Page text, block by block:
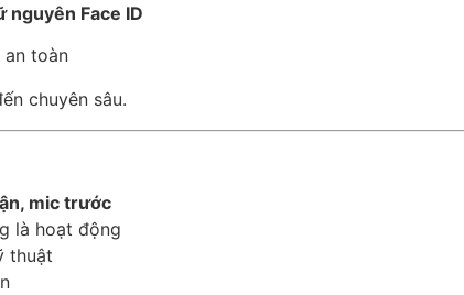
nguyên Face ID
an toàn
chuyên sâu.
mic trước
là hoạt động
thuật